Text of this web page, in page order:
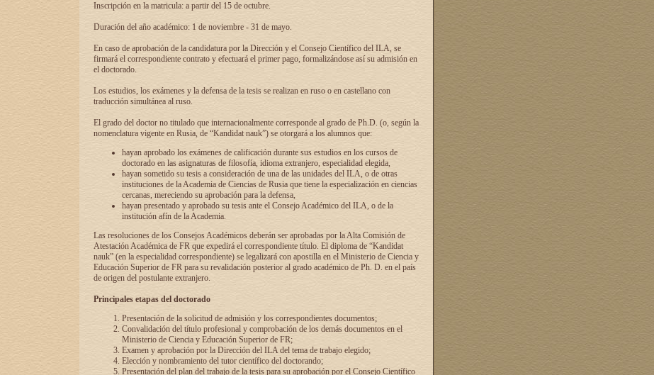
Inscripción en la matricula: a partir del 15 de octubre.
Duración del año académico: 1 de noviembre - 31 de mayo.
En caso de aprobación de la candidatura por la Dirección y el Consejo Científico del ILA, se
firmará el correspondiente contrato y efectuará el primer pago, formalizándose así su admisión en
el doctorado.
Los estudios, los exámenes y la defensa de la tesis se realizan en ruso o en castellano con
traducción simultánea al ruso.
El grado del doctor no titulado que internacionalmente corresponde al grado de Ph.D. (o, según la
nomenclatura vigente en Rusia, de “Kandidat nauk”) se otorgará a los alumnos que:
hayan aprobado los exámenes de calificación durante sus estudios en los cursos de
doctorado en las asignaturas de filosofía, idioma extranjero, especialidad elegida,
hayan sometido su tesis a consideración de una de las unidades del ILA, o de otras
instituciones de la Academia de Ciencias de Rusia que tiene la especialización en ciencias
cercanas, mereciendo su aprobación para la defensa,
hayan presentado y aprobado su tesis ante el Consejo Académico del ILA, o de la
institución afín de la Academia.
Las resoluciones de los Consejos Académicos deberán ser aprobadas por la Alta Comisión de
Atestación Académica de FR que expedirá el correspondiente título. El diploma de “Kandidat
nauk” (en la especialidad correspondiente) se legalizará con apostilla en el Ministerio de Ciencia y
Educación Superior de FR para su revalidación posterior al grado académico de Ph. D. en el país
de origen del postulante extranjero.
Principales etapas del doctorado
Presentación de la solicitud de admisión y los correspondientes documentos;
Convalidación del título profesional y comprobación de los demás documentos en el
Ministerio de Ciencia y Educación Superior de FR;
Examen y aprobación por la Dirección del ILA del tema de trabajo elegido;
Elección y nombramiento del tutor científico del doctorando;
Presentación del plan del trabajo de la tesis para su aprobación por el Consejo Científico